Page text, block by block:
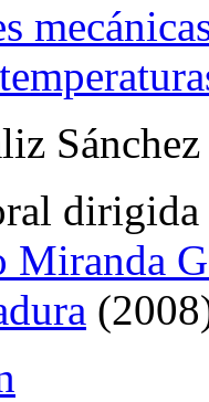
Miranda